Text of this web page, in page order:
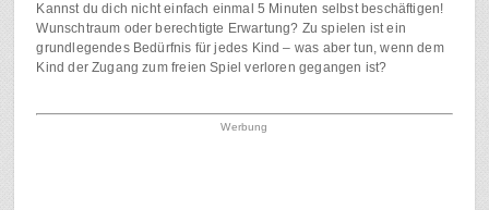
Kannst du dich nicht einfach einmal 5 Minuten selbst beschäftigen!
Wunschtraum oder berechtigte Erwartung? Zu spielen ist ein
grundlegendes Bedürfnis für jedes Kind – was aber tun, wenn dem
Kind der Zugang zum freien Spiel verloren gegangen ist?
Werbung